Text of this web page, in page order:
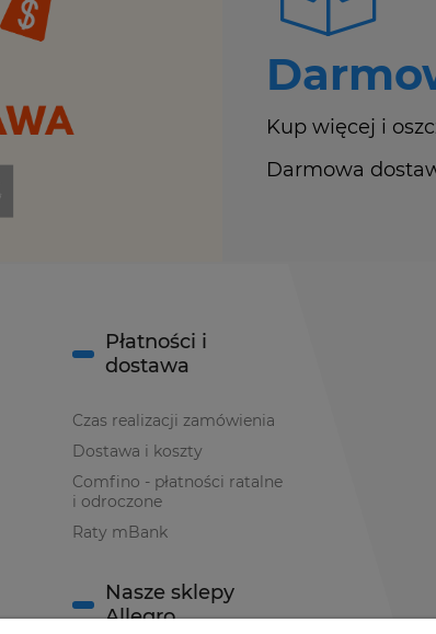
Kup więcej i
Darmowa
Płatności i
dostawa
Czas realizacji zamówienia
Dostawa i koszty
Comfino - płatności ratalne
i odroczone
Raty mBank
Nasze sklepy
Allegro